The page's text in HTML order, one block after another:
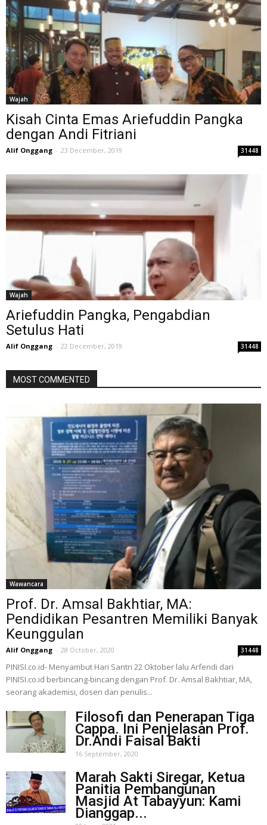
Wajah
Kisah Cinta Emas Ariefuddin Pangka
dengan Andi Fitriani
Alif Onggang - 23 December, 2019 31448
Wajah
Ariefuddin Pangka, Pengabdian
Setulus Hati
Alif Onggang - 22 December, 2019 31448
MOST COMMENTED
Wawancara
Prof. Dr. Amsal Bakhtiar, MA:
Pendidikan Pesantren Memiliki Banyak
Keunggulan
Alif Onggang - 28 October, 2020 31448
PINISI.co.id- Menyambut Hari Santri 22 Oktober lalu Arfendi dari
PINISI.co.id berbincang-bincang dengan Prof. Dr. Amsal Bakhtiar, MA,
seorang akademisi, dosen dan penulis...
Filosofi dan Penerapan Tiga
Cappa. Ini Penjelasan Prof.
Dr.Andi Faisal Bakti
16 September, 2020
Marah Sakti Siregar, Ketua
Panitia Pembangunan
Masjid At Tabayyun: Kami
Dianggap...